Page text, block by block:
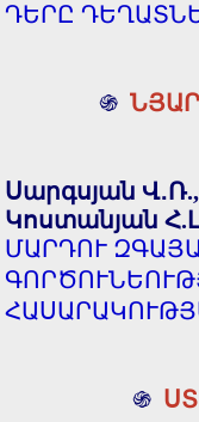
ԴԵՐԸ
֍
Սարգսյան
Կոստանյան
ՄԱՐԴՈՒ
֍